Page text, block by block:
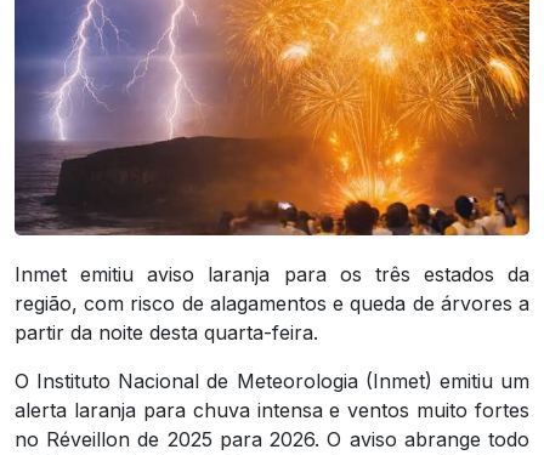
Inmet emitiu aviso laranja para os três estados da
região, com risco de alagamentos e queda de árvores a
partir da noite desta quarta-feira.
O Instituto Nacional de Meteorologia (Inmet) emitiu um
alerta laranja para chuva intensa e ventos muito fortes
no Réveillon de 2025 para 2026. O aviso abrange todo